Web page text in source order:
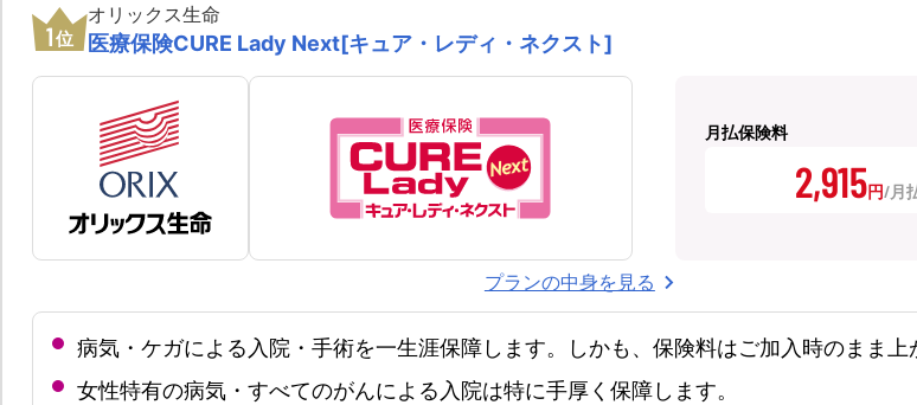
1位
オリックス生命
医療保険CURE Lady Next[キュア・レディ・ネクスト]
月払保険料
2,915円
プランの中身を見る
病気・ケガによる入院・手術を一生涯保障します。しかも、保険料はご加入時のまま上
女性特有の病気・すべてのがんによる入院は特に手厚く保障します。